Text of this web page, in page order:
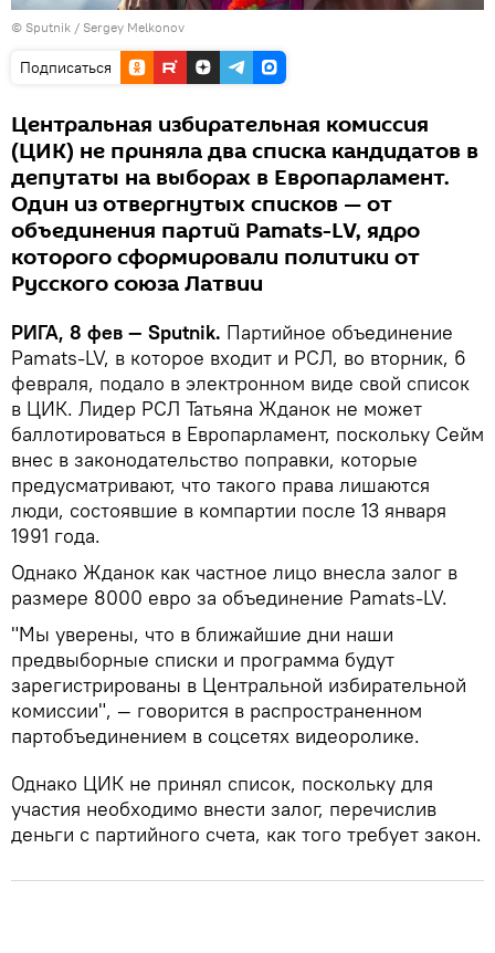
© Sputnik / Sergey Melkonov
Подписаться
Центральная избирательная комиссия
(ЦИК) не приняла два списка кандидатов в
депутаты на выборах в Европарламент.
Один из отвергнутых списков — от
объединения партий Pamats-LV, ядро
которого сформировали политики от
Русского союза Латвии
РИГА, 8 фев — Sputnik. Партийное объединение
Pamats-LV, в которое входит и РСЛ, во вторник, 6
февраля, подало в электронном виде свой список
в ЦИК. Лидер РСЛ Татьяна Жданок не может
баллотироваться в Европарламент, поскольку Сейм
внес в законодательство поправки, которые
предусматривают, что такого права лишаются
люди, состоявшие в компартии после 13 января
1991 года.
Однако Жданок как частное лицо внесла залог в
размере 8000 евро за объединение Pamats-LV.
"Мы уверены, что в ближайшие дни наши
предвыборные списки и программа будут
зарегистрированы в Центральной избирательной
комиссии", — говорится в распространенном
партобъединением в соцсетях видеоролике.
Однако ЦИК не принял список, поскольку для
участия необходимо внести залог, перечислив
деньги с партийного счета, как того требует закон.